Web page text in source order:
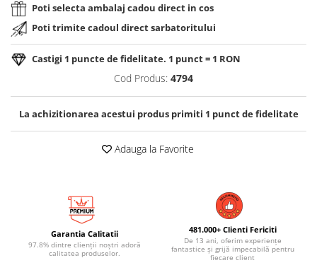
Poti selecta ambalaj cadou direct in cos
Poti trimite cadoul direct sarbatoritului
Castigi 1 puncte de fidelitate. 1 punct = 1 RON
Cod Produs: 4794
La achizitionarea acestui produs primiti 1 punct de fidelitate
Adauga la Favorite
Garantia Calitatii
97.8% dintre clienții noștri adoră
calitatea produselor.
481.000+ Clienti Fericiti
De 13 ani, oferim experiențe
fantastice și grijă impecabilă pentru
fiecare client